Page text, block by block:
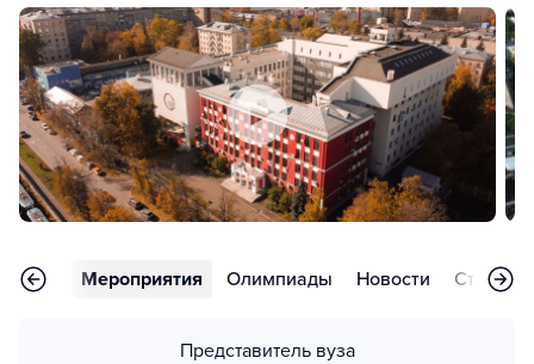
Мероприятия Олимпиады Новости Статьи
Представитель вуза